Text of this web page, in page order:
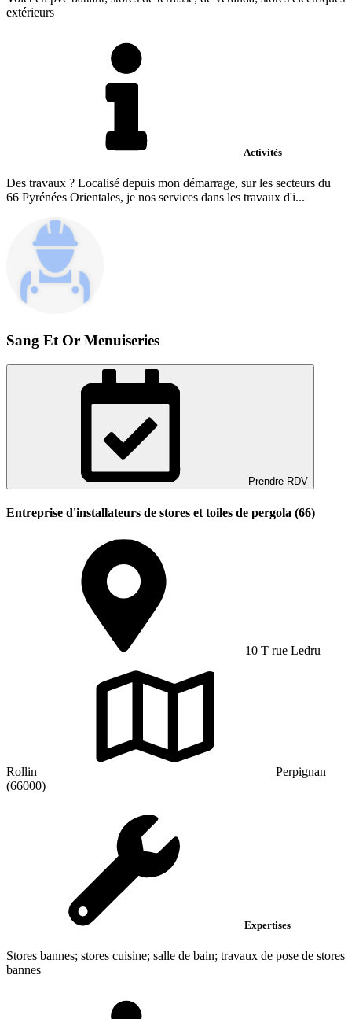
extérieurs
Activités
Des travaux ? Localisé depuis mon démarrage, sur les secteurs du
66 Pyrénées Orientales, je nos services dans les travaux d'i...
Sang Et Or Menuiseries
Prendre RDV
Entreprise d'installateurs de stores et toiles de pergola (66)
10 T rue Ledru
Rollin
Perpignan
(66000)
Expertises
Stores bannes; stores cuisine; salle de bain; travaux de pose de stores
bannes